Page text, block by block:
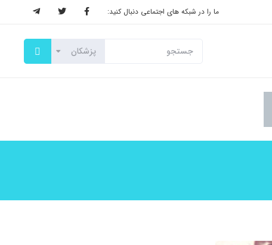
ما را در شبکه های اجتماعی دنبال کنید: